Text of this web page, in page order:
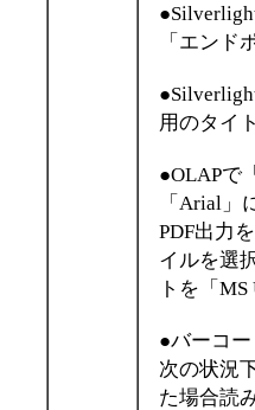
「エンド
用のタイ
●OLAPで
「Arial」
PDF出力
イルを選
トを「
●バーコ
次の状況
た場合読